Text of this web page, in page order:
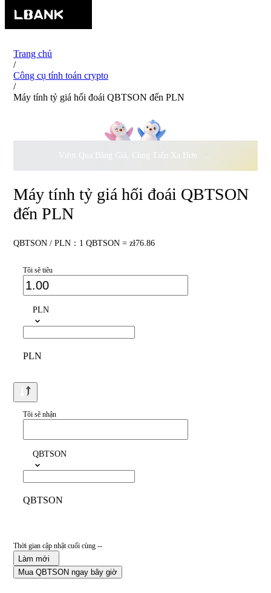
Trang chủ
/
Công cụ tính toán crypto
/
Máy tính tỷ giá hối đoái QBTSON đến PLN
Vượt Qua Băng Giá, Cùng Tiến Xa Hơn ·500.000
Máy tính tỷ giá hối đoái QBTSON
đến PLN
QBTSON / PLN：1 QBTSON = zł76.86
Tôi sẽ tiêu
PLN
PLN
Tôi sẽ nhận
QBTSON
QBTSON
Thời gian cập nhật cuối cùng --
Làm mới
Mua QBTSON ngay bây giờ